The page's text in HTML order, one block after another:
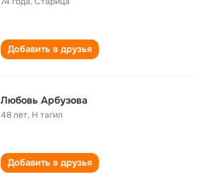
Добавить в друзья
Любовь Арбузова
48 лет, Н тагил
Добавить в друзья